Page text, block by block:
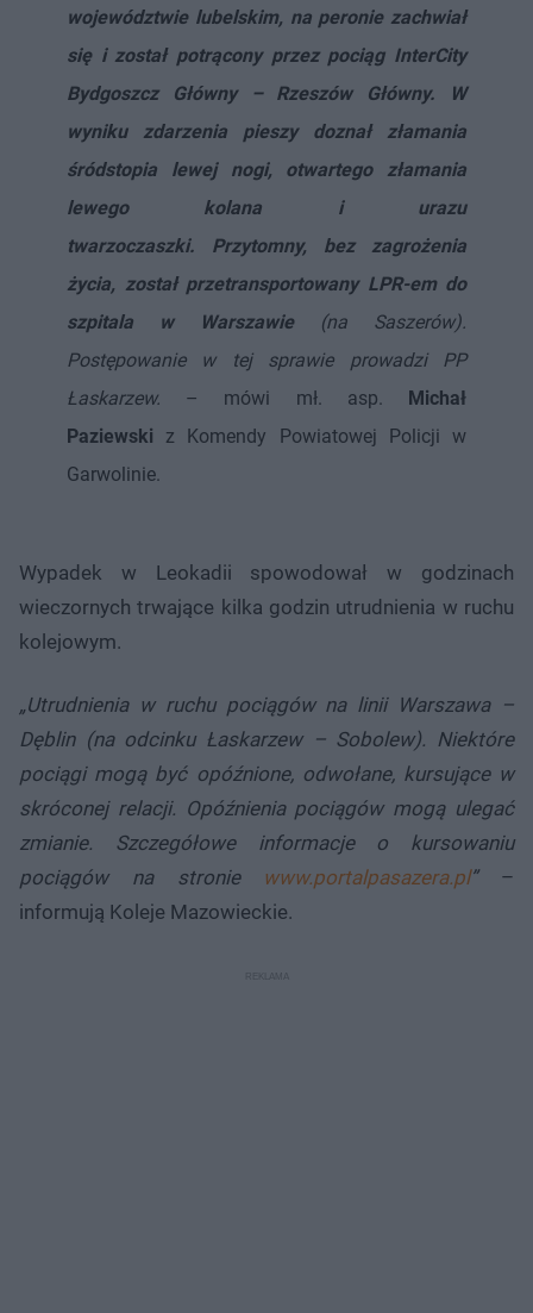
województwie lubelskim, na peronie zachwiał
się i został potrącony przez pociąg InterCity
Bydgoszcz Główny – Rzeszów Główny. W
wyniku zdarzenia pieszy doznał złamania
śródstopia lewej nogi, otwartego złamania
lewego kolana i urazu
twarzoczaszki. Przytomny, bez zagrożenia
życia, został przetransportowany LPR-em do
szpitala w Warszawie(na Saszerów).
Postępowanie w tej sprawie prowadzi PP
Łaskarzew. – mówi mł. asp. Michał
Paziewski
z Komendy Powiatowej Policji w
Garwolinie.
Wypadek w Leokadii spowodował w godzinach
wieczornych trwające kilka godzin utrudnienia w ruchu
kolejowym.
„Utrudnienia w ruchu pociągów na linii Warszawa –
Dęblin (na odcinku Łaskarzew – Sobolew). Niektóre
pociągi mogą być opóźnione, odwołane, kursujące w
skróconej relacji. Opóźnienia pociągów mogą ulegać
zmianie. Szczegółowe informacje o kursowaniu
pociągów na stronie
www.portalpasazera.pl”–
informują Koleje Mazowieckie.